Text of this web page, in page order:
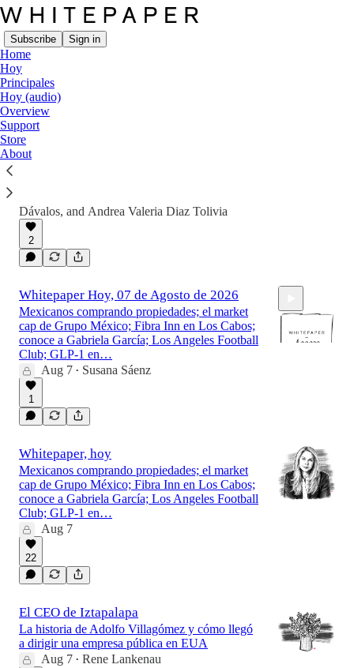
Subscribe Sign in
Home
Hoy
Principales
Hoy (audio)
Overview
Support
Store
About
Latest
Overview, by Whitepaper
Dávalos, and Andrea Valeria Diaz Tolivia
2
Whitepaper Hoy, 07 de Agosto de 2026
Mexicanos comprando propiedades; el market
cap de Grupo México; Fibra Inn en Los Cabos;
conoce a Gabriela García; Los Angeles Football
Club; GLP-1 en…
Aug 7 • Susana Sáenz
1
Whitepaper, hoy
Mexicanos comprando propiedades; el market
cap de Grupo México; Fibra Inn en Los Cabos;
conoce a Gabriela García; Los Angeles Football
Club; GLP-1 en…
Aug 7
22
El CEO de Iztapalapa
La historia de Adolfo Villagómez y cómo llegó
a dirigir una empresa pública en EUA
Aug 7 • Rene Lankenau